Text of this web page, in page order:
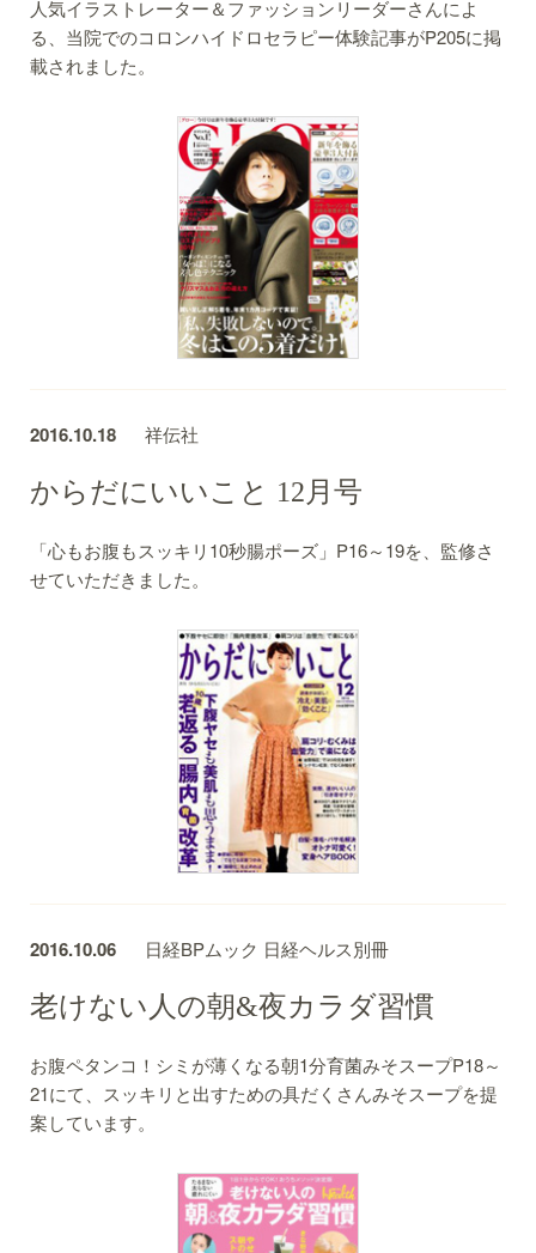
人気イラストレーター＆ファッションリーダーさんによ
る、当院でのコロンハイドロセラピー体験記事がP205に掲
載されました。
2016.10.18 祥伝社
からだにいいこと 12月号
「心もお腹もスッキリ10秒腸ポーズ」P16～19を、監修さ
せていただきました。
2016.10.06 日経BPムック 日経ヘルス別冊
老けない人の朝&夜カラダ習慣
お腹ペタンコ！シミが薄くなる朝1分育菌みそスープP18～
21にて、スッキリと出すための具だくさんみそスープを提
案しています。